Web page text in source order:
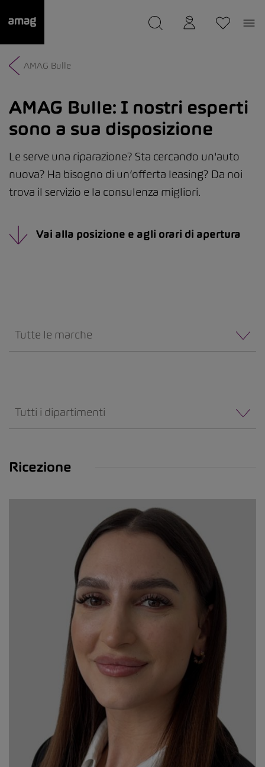
Il suo garage è stato salvato
AMAG Bulle
AMAG Bulle: I nostri esperti
sono a sua disposizione
Le serve una riparazione? Sta cercando un'auto
nuova? Ha bisogno di un’offerta leasing? Da noi
trova il servizio e la consulenza migliori.
Vai alla posizione e agli orari di apertura
Tutte le marche
Tutti i dipartimenti
Ricezione